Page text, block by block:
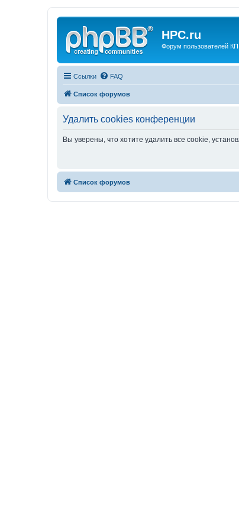
HPC.ru
Форум пользователей
Ссылки FAQ
Список форумов
Удалить cookies конференции
Вы уверены, что хотите удалить все cookie,
Список форумов